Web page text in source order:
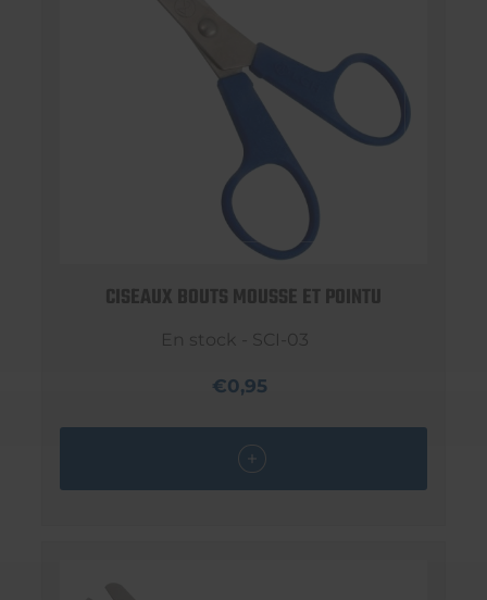
CISEAUX BOUTS MOUSSE ET POINTU
En stock - SCI-03
€0,95